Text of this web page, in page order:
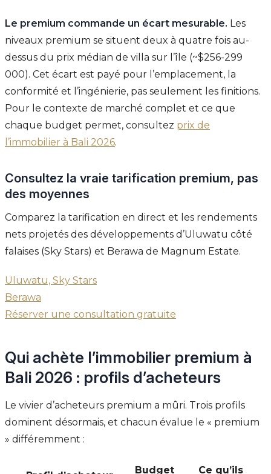
Le premium commande un écart mesurable. Les
niveaux premium se situent deux à quatre fois au-
dessus du prix médian de villa sur l’île (~$256-299
000). Cet écart est payé pour l’emplacement, la
conformité et l’ingénierie, pas seulement les finitions.
Pour le contexte de marché complet et ce que
chaque budget permet, consultez prix de
l’immobilier à Bali 2026.
Consultez la vraie tarification premium, pas
des moyennes
Comparez la tarification en direct et les rendements
nets projetés des développements d’Uluwatu côté
falaises (Sky Stars) et Berawa de Magnum Estate.
Uluwatu, Sky Stars
Berawa
Réserver une consultation gratuite
Qui achète l’immobilier premium à
Bali 2026 : profils d’acheteurs
Le vivier d’acheteurs premium a mûri. Trois profils
dominent désormais, et chacun évalue le « premium
» différemment :
Budget Ce qu’ils